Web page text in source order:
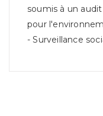
soumis à un
pour
- Surveillance